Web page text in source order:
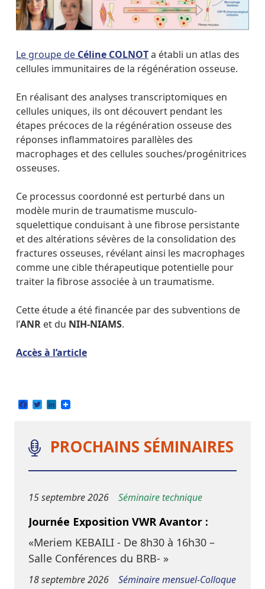
Le groupe de Céline COLNOTa établi un atlas des
cellules immunitaires de la régénération osseuse.
En réalisant des analyses transcriptomiques en
cellules uniques, ils ont découvert pendant les
étapes précoces de la régénération osseuse des
réponses inflammatoires parallèles des
macrophages et des cellules souches/progénitrices
osseuses.
Ce processus coordonné est perturbé dans un
modèle murin de traumatisme musculo-
squelettique conduisant à une fibrose persistante
et des altérations sévères de la consolidation des
fractures osseuses, révélant ainsi les macrophages
comme une cible thérapeutique potentielle pour
traiter la fibrose associée à un traumatisme.
Cette étude a été financée par des subventions de
l’ANR et du NIH-NIAMS.
Accès à l’article
Facebook
TwitterLinkedIn
PROCHAINS SÉMINAIRES
15 septembre 2026 Séminaire technique
Journée Exposition VWR Avantor :
«Meriem KEBAILI - De 8h30 à 16h30 –
Salle Conférences du BRB- »
18 septembre 2026 Séminaire mensuel-Colloque